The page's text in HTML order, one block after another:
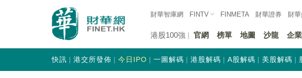
財華智庫網 FINTV FINMETA 財華證券 財華
港股100強 官網 榜單 地圖 沙龍 企業
快訊 港交所發佈 今日IPO 一圖解碼 港股解碼 A股解碼 美股解碼